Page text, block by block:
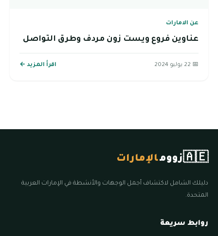
عن الامارات
عناوين فروع ويست زون مردف وطرق التواصل
📅 22 يوليو 2024 اقرأ المزيد ←
🇦🇪زوومالإمارات
دليلك الشامل لاكتشاف أجمل الوجهات والأنشطة في الإمارات العربية
المتحدة.
روابط سريعة